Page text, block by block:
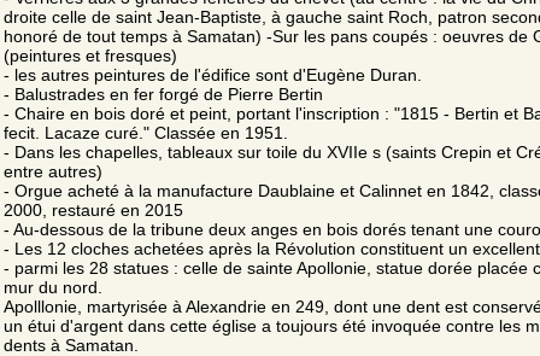
droite celle de saint Jean-Baptiste, à gauche saint Roch, patron
honoré de tout temps à Samatan) -Sur les pans coupés : oeuvres de
(peintures et fresques)
- les autres peintures de l'édifice sont d'Eugène Duran.
- Balustrades en fer forgé de Pierre Bertin
- Chaire en bois doré et peint, portant l'inscription : "1815 - Bertin et
fecit. Lacaze curé." Classée en 1951.
- Dans les chapelles, tableaux sur toile du XVIIe s (saints Crepin et
entre autres)
- Orgue acheté à la manufacture Daublaine et Calinnet en 1842,
2000, restauré en 2015
- Au-dessous de la tribune deux anges en bois dorés tenant une
- Les 12 cloches achetées après la Révolution constituent un
- parmi les 28 statues : celle de sainte Apollonie, statue dorée placée
mur du nord.
Apolllonie, martyrisée à Alexandrie en 249, dont une dent est
un étui d'argent dans cette église a toujours été invoquée contre les
dents à Samatan.